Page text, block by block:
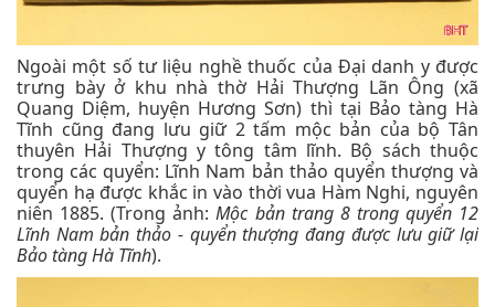
Ngoài một số tư liệu nghề thuốc của Đại danh y được
trưng bày ở khu nhà thờ Hải Thượng Lãn Ông (xã
Quang Diệm, huyện Hương Sơn) thì tại Bảo tàng Hà
Tĩnh cũng đang lưu giữ 2 tấm mộc bản của bộ Tân
thuyên Hải Thượng y tông tâm lĩnh. Bộ sách thuộc
trong các quyển: Lĩnh Nam bản thảo quyển thượng và
quyển hạ được khắc in vào thời vua Hàm Nghi, nguyên
niên 1885. (Trong ảnh:Mộc bản trang 8 trong quyển 12
Lĩnh Nam bản thảo - quyển thượng đang được lưu giữ lại
Bảo tàng Hà Tĩnh).